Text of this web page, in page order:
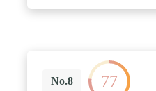
No.8 77